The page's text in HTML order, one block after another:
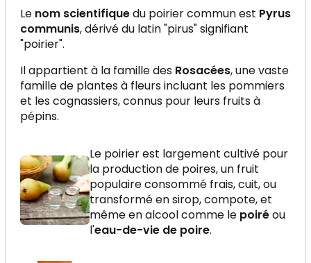
Le nom scientifiquedu poirier commun est Pyrus
communis, dérivé du latin "pirus" signifiant
"poirier".
Il appartient à la famille des Rosacées, une vaste
famille de plantes à fleurs incluant les pommiers
et les cognassiers, connus pour leurs fruits à
pépins.
Le poirier est largement cultivé pour
la production de poires, un fruit
populaire consommé frais, cuit, ou
transformé en sirop, compote, et
même en alcool comme le poiréou
l'eau-de-vie de poire.